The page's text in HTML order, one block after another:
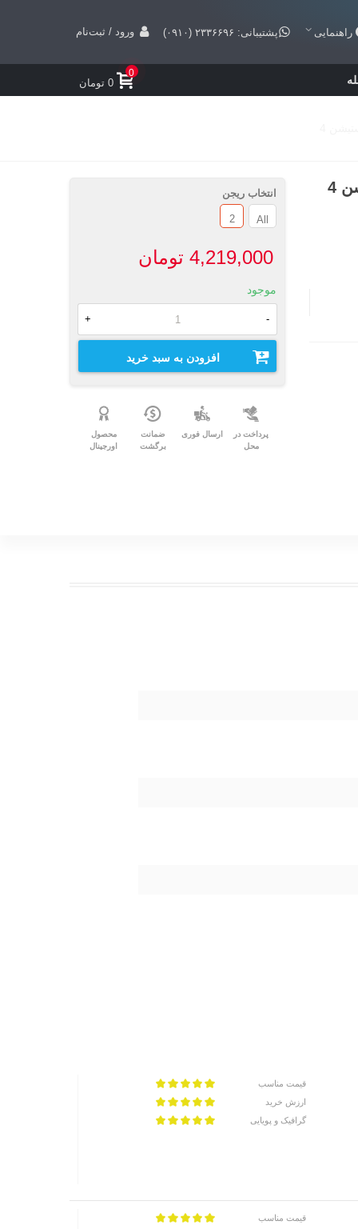
راهنمایی پشتیبانی: ۲۳۳۶۶۹۶ (۰۹۱۰) ورود / ثبت‌نام
0
0 تومان
انتخاب ریجن
All
2
4,219,000 تومان
موجود
-
+
افزودن به سبد خرید
پرداخت در
محل
ارسال فوری
ضمانت
برگشت
محصول
اورجینال
قیمت مناسب
ارزش خرید
گرافیک و پویایی
قیمت مناسب